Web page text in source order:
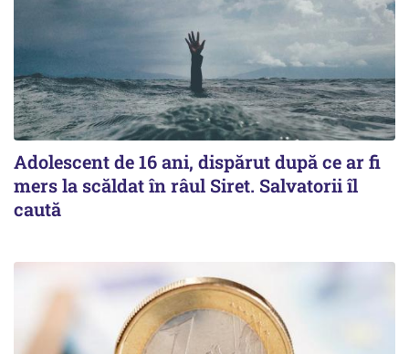
Adolescent de 16 ani, dispărut după ce ar fi
mers la scăldat în râul Siret. Salvatorii îl
caută